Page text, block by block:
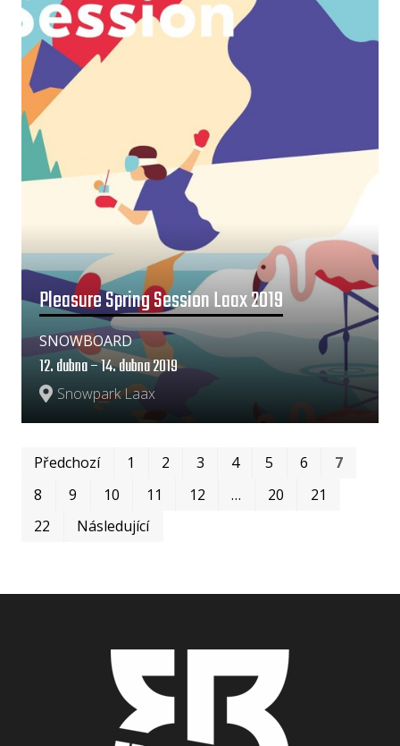
Pleasure Spring Session Laax 2019
Snowpark Laax
12. dubna – 14. dubna 2019
SNOWBOARD
Předchozí 1 2 3 4 5 6
7
8
9 10 11 12 … 20
21
22
Následující